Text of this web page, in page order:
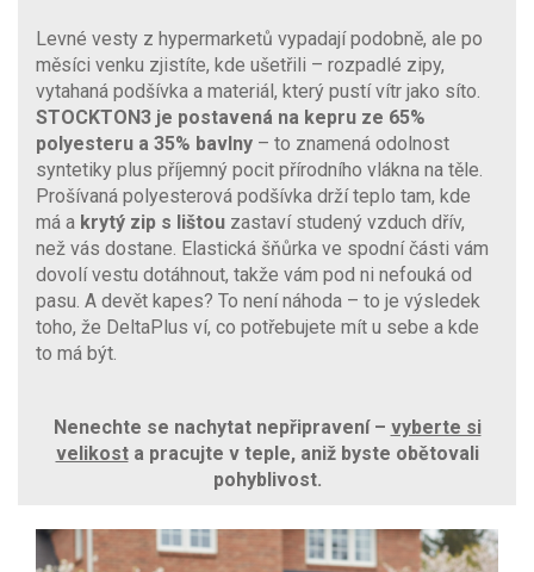
Levné vesty z hypermarketů vypadají podobně, ale po
měsíci venku zjistíte, kde ušetřili – rozpadlé zipy,
vytahaná podšívka a materiál, který pustí vítr jako síto.
STOCKTON3 je postavená na kepru ze 65%
polyesteru a 35% bavlny – to znamená odolnost
syntetiky plus příjemný pocit přírodního vlákna na těle.
Prošívaná polyesterová podšívka drží teplo tam, kde
má a krytý zip s lištou zastaví studený vzduch dřív,
než vás dostane. Elastická šňůrka ve spodní části vám
dovolí vestu dotáhnout, takže vám pod ni nefouká od
pasu. A devět kapes? To není náhoda – to je výsledek
toho, že DeltaPlus ví, co potřebujete mít u sebe a kde
to má být.
Nenechte se nachytat nepřipravení – vyberte si
velikosta pracujte v teple, aniž byste obětovali
pohyblivost.